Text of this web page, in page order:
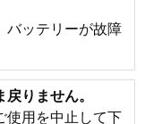
ッテリーが故障
りません。
使用を中止して下